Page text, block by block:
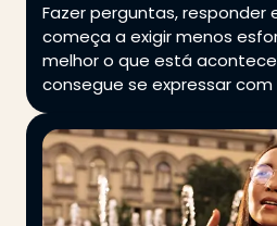
Fazer perguntas, responder
começa a exigir menos
melhor o que está
consegue se expressar